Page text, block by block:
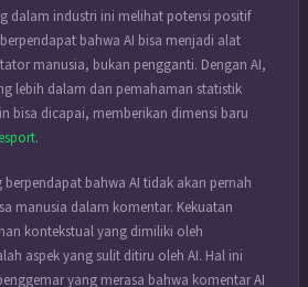
dalam industri ini melihat potensi positif
bahwa AI bisa menjadi alat
manusia, bukan pengganti. Dengan AI,
lebih dalam dan pemahaman statistik
bisa dicapai, memberikan dimensi baru
.
bahwa AI tidak akan pernah
manusia dalam komentar. Kekuatan
kontekstual yang dimiliki oleh
aspek yang sulit ditiru oleh AI. Hal ini
yang merasa bahwa komentar AI